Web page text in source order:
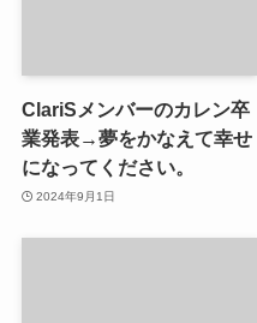
ClariSメンバーのカレン卒
業発表→夢をかなえて幸せ
になってください。
2024年9月1日